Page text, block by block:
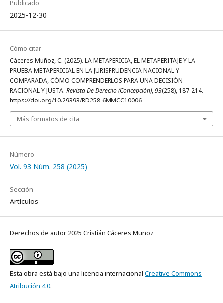
Publicado
2025-12-30
Cómo citar
Cáceres Muñoz, C. (2025). LA METAPERICIA, EL METAPERITAJE Y LA
PRUEBA METAPERICIAL EN LA JURISPRUDENCIA NACIONAL Y
COMPARADA, CÓMO COMPRENDERLOS PARA UNA DECISIÓN
RACIONAL Y JUSTA. Revista De Derecho (Concepción),93(258), 187-214.
https://doi.org/10.29393/RD258-6MMCC10006
Más formatos de cita
Número
Vol. 93 Núm. 258 (2025)
Sección
Artículos
Derechos de autor 2025 Cristián Cáceres Muñoz
Esta obra está bajo una licencia internacional Creative Commons
Atribución 4.0.